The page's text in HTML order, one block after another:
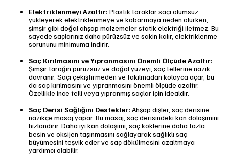
Elektriklenmeyi Azaltır: Plastik taraklar saçı olumsuz
yükleyerek elektriklenmeye ve kabarmaya neden olurken,
şimşir gibi doğal ahşap malzemeler statik elektriği iletmez. Bu
sayede saçlarınız daha pürüzsüz ve sakin kalır, elektriklenme
sorununu minimuma indirir.
Saç Kırılmasını ve Yıpranmasını Önemli Ölçüde Azaltır:
Şimşir tarağın pürüzsüz ve doğal yüzeyi, saç tellerine nazik
davranır. Saçı çekiştirmeden ve takılmadan kolayca açar, bu
da saç kırılmasını ve yıpranmasını önemli ölçüde azaltır.
Özellikle ince telli veya yıpranmış saçlar için idealdir.
Saç Derisi Sağlığını Destekler: Ahşap dişler, saç derisine
nazikçe masaj yapar. Bu masaj, saç derisindeki kan dolaşımını
hızlandırır. Daha iyi kan dolaşımı, saç köklerine daha fazla
besin ve oksijen taşınmasını sağlayarak sağlıklı saç
büyümesini teşvik eder ve saç dökülmesini azaltmaya
yardımcı olabilir.